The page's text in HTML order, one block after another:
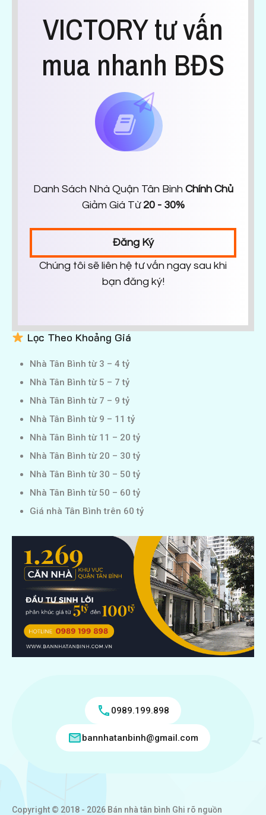
VICTORY tư vấn
mua nhanh BĐS
Danh Sách Nhà Quận Tân Bình Chính Chủ
Giảm Giá Từ 20 - 30%
Đăng Ký
Chúng tôi sẽ liên hệ tư vấn ngay sau khi
bạn đăng ký!
Lọc Theo Khoảng Giá
Nhà Tân Bình từ 3 – 4 tỷ
Nhà Tân Bình từ 5 – 7 tỷ
Nhà Tân Bình từ 7 – 9 tỷ
Nhà Tân Bình từ 9 – 11 tỷ
Nhà Tân Bình từ 11 – 20 tỷ
Nhà Tân Bình từ 20 – 30 tỷ
Nhà Tân Bình từ 30 – 50 tỷ
Nhà Tân Bình từ 50 – 60 tỷ
Giá nhà Tân Bình trên 60 tỷ
0989.199.898
bannhatanbinh@gmail.com
Copyright © 2018 - 2026 Bán nhà tân bình Ghi rõ nguồn